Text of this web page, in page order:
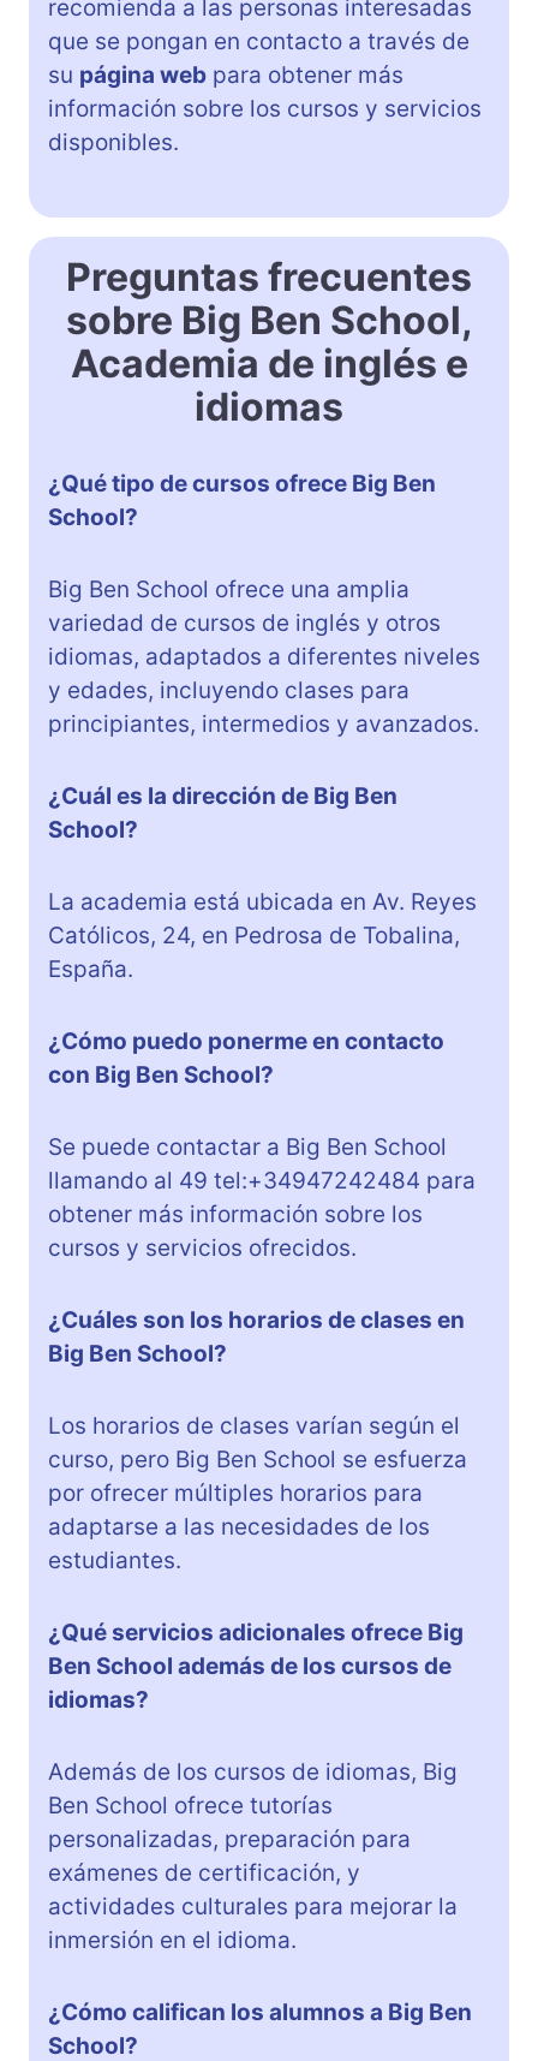
recomienda a las personas interesadas
que se pongan en contacto a través de
su página web para obtener más
información sobre los cursos y servicios
disponibles.
Preguntas frecuentes
sobre Big Ben School,
Academia de inglés e
idiomas
¿Qué tipo de cursos ofrece Big Ben
School?
Big Ben School ofrece una amplia
variedad de cursos de inglés y otros
idiomas, adaptados a diferentes niveles
y edades, incluyendo clases para
principiantes, intermedios y avanzados.
¿Cuál es la dirección de Big Ben
School?
La academia está ubicada en Av. Reyes
Católicos, 24, en Pedrosa de Tobalina,
España.
¿Cómo puedo ponerme en contacto
con Big Ben School?
Se puede contactar a Big Ben School
llamando al 49 tel:+34947242484 para
obtener más información sobre los
cursos y servicios ofrecidos.
¿Cuáles son los horarios de clases en
Big Ben School?
Los horarios de clases varían según el
curso, pero Big Ben School se esfuerza
por ofrecer múltiples horarios para
adaptarse a las necesidades de los
estudiantes.
¿Qué servicios adicionales ofrece Big
Ben School además de los cursos de
idiomas?
Además de los cursos de idiomas, Big
Ben School ofrece tutorías
personalizadas, preparación para
exámenes de certificación, y
actividades culturales para mejorar la
inmersión en el idioma.
¿Cómo califican los alumnos a Big Ben
School?